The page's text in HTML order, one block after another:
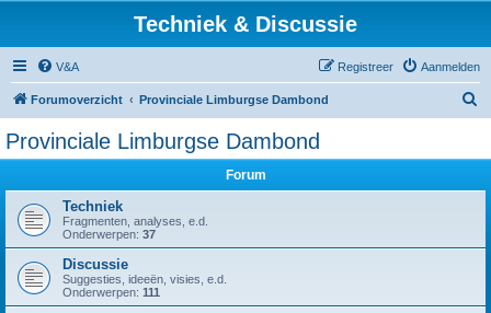
Techniek & Discussie
V&A Aanmelden
Registreer
Forumoverzicht Provinciale Limburgse Dambond
Provinciale Limburgse Dambond
Forum
Techniek
Fragmenten, analyses, e.d.
Onderwerpen: 37
Discussie
Suggesties, ideeën, visies, e.d.
Onderwerpen: 111